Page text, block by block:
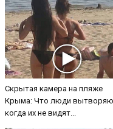
Скрытая камера на пляже
Крыма: Что люди
когда их не видят...